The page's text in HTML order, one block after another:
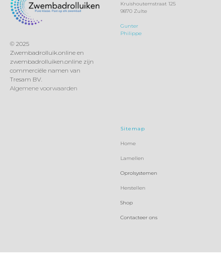
© 2025
Zwembadrolluik.online en
zwembadrolluiken.online zijn
commerciële namen van
Tresam BV.
Algemene voorwaarden
Kruishoutemstraat 125
9870 Zulte
Gunter
Philippe
Sitemap
Home
Lamellen
Oprolsystemen
Herstellen
Shop
Contacteer ons